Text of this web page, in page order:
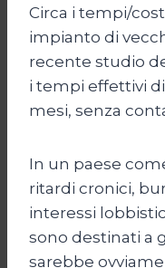
Circa i tempi/
impianto di
recente studio
i tempi effettivi
mesi, senza
In un paese
ritardi cronici,
interessi
sono destinati a
sarebbe